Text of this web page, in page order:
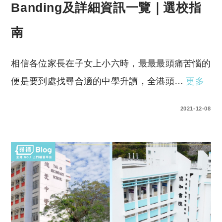
Banding及詳細資訊一覽｜選校指
南
相信各位家長在子女上小六時，最最最頭痛苦惱的
便是要到處找尋合適的中學升讀，全港頭… 更多
2021-12-08